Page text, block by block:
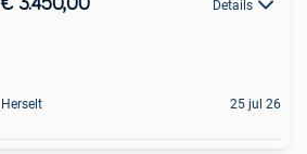
€ 3.450,00 Details
Herselt 25 jul 26